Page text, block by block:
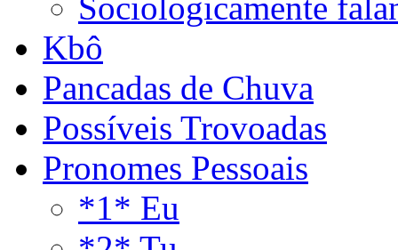
Sociologicamente
Kbô
Pancadas de Chuva
Possíveis Trovoadas
Pronomes Pessoais
*1* Eu